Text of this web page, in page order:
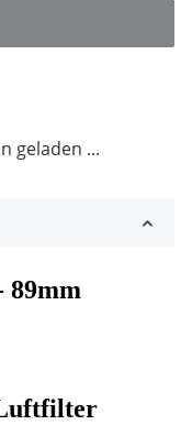
geladen ...
89mm